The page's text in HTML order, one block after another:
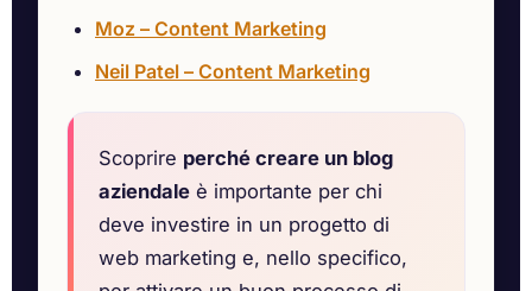
Moz – Content Marketing
Neil Patel – Content Marketing
Scoprire perché creare un blog
aziendale è importante per chi
deve investire in un progetto di
web marketing e, nello specifico,